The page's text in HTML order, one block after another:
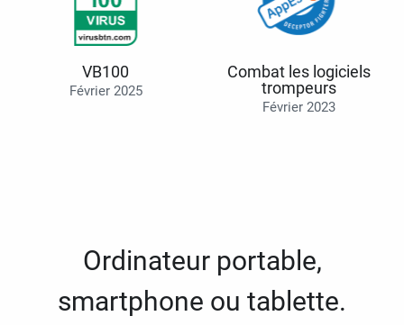
VB100
Février 2025
Combat les logiciels
trompeurs
Février 2023
Ordinateur portable,
smartphone ou tablette.